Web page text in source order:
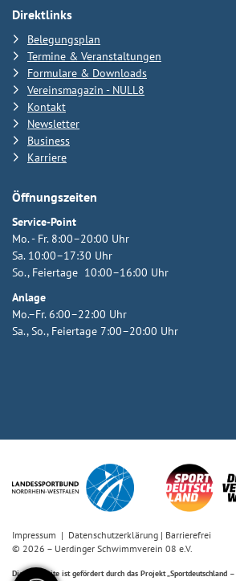
Direktlinks
Belegungsplan
Termine & Veranstaltungen
Formulare & Downloads
Vereinsmagazin - NULL8
Kontakt
Newsletter
Business
Karriere
Öffnungszeiten
Service-Point
Mo. - Fr. 8:00–20:00 Uhr
Sa. 10:00–17:30 Uhr
So., Feiertage 10:00–16:00 Uhr
Anlage
Mo.–Fr. 6:00–22:00 Uhr
Sa., So., Feiertage 7:00–20:00 Uhr
Impressum | Datenschutzerklärung | Barrierefrei
© 2026 – Uerdinger Schwimmverein 08 e.V.
Diese Website ist gefördert durch das Projekt„Sportdeutschland